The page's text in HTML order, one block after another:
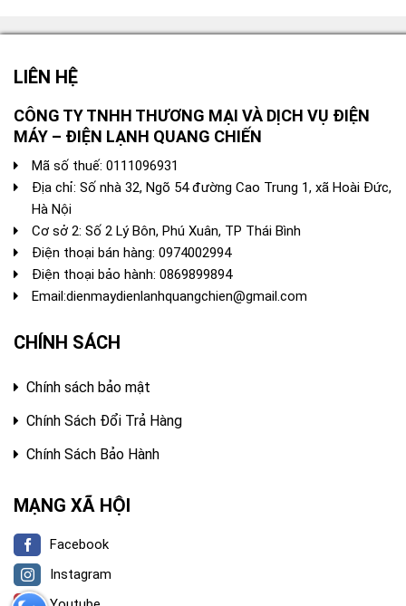
LIÊN HỆ
CÔNG TY TNHH THƯƠNG MẠI VÀ DỊCH VỤ ĐIỆN
MÁY – ĐIỆN LẠNH QUANG CHIẾN
Mã số thuế: 0111096931
Địa chỉ: Số nhà 32, Ngõ 54 đường Cao Trung 1, xã Hoài Đức,
Hà Nội
Cơ sở 2: Số 2 Lý Bôn, Phú Xuân, TP Thái Bình
Điện thoại bán hàng: 0974002994
Điện thoại bảo hành: 0869899894
Email:dienmaydienlanhquangchien@gmail.com
CHÍNH SÁCH
Chính sách bảo mật
Chính Sách Đổi Trả Hàng
Chính Sách Bảo Hành
MẠNG XÃ HỘI
Facebook
Instagram